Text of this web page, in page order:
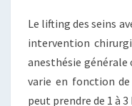
Le lifting des seins
intervention
anesthésie générale
varie en fonction
peut prendre de 1 à 3